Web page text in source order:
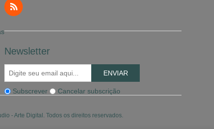
Newsletter
ENVIAR
Subscrever Cancelar subscrição
- Arte Digital. Todos os direitos reservados.